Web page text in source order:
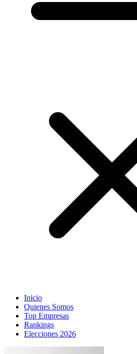
Inicio
Quienes Somos
Top Empresas
Rankings
Elecciones 2026